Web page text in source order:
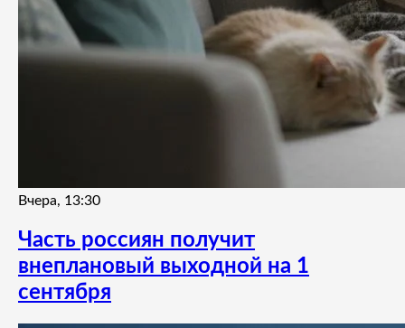
Вчера, 13:30
Часть россиян получит
внеплановый выходной на 1
сентября